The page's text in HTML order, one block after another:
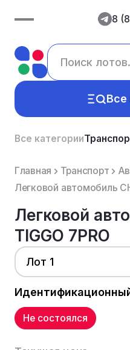
8
Все
Все категории
Главная Транспорт
Легковой автомобиль
Легковой
TIGGO 7PRO
Лот 1
Не состоялся